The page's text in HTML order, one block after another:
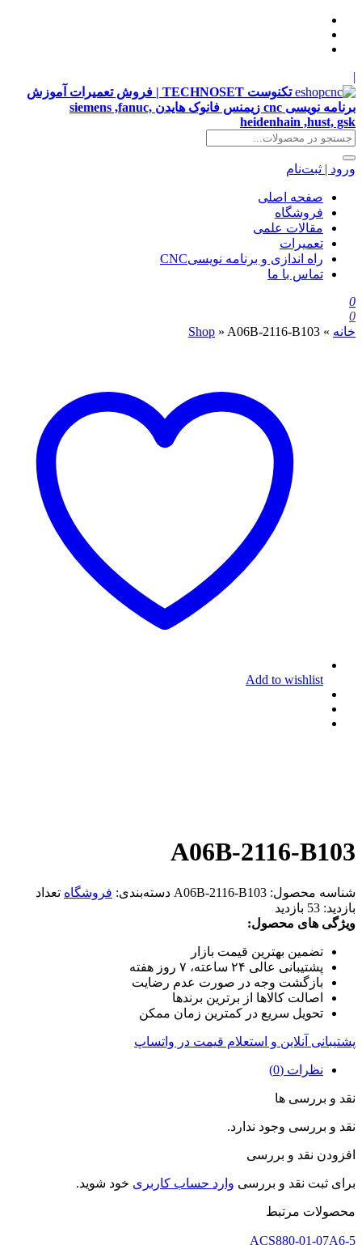
|
تکنوست TECHNOSET | فروش تعمیرات آموزش
برنامه نویسی cnc زیمنس فانوک هایدن siemens ,fanuc,
heidenhain ,hust, gsk
ورود | ثبت‌نام
صفحه اصلی
فروشگاه
مقالات علمی
تعمیرات
راه اندازی و برنامه نویسیCNC
تماس با ما
0
0
خانه »
Shop » A06B-2116-B103
Add to wishlist
A06B-2116-B103
شناسه محصول: A06B-2116-B103 دسته‌بندی: فروشگاه تعداد
بازدید: 53 بازدید
ویژگی های محصول:
تضمین بهترین قیمت بازار
پشتیبانی عالی ۲۴ ساعته، ۷ روز هفته
بازگشت وجه در صورت عدم رضایت
اصالت کالاها از برترین برندها
تحویل سریع در کمترین زمان ممکن
پشتیبانی آنلاین و استعلام قیمت در واتساپ
نظرات (0)
نقد و بررسی ها
نقد و بررسی وجود ندارد.
افزودن نقد و بررسی
برای ثبت نقد و بررسی وارد حساب کاربری خود شوید.
محصولات مرتبط
ACS880-01-07A6-5